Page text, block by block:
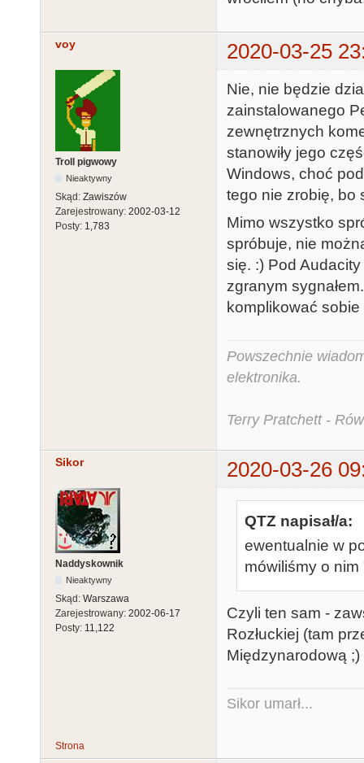
voy 2020-03-25
Troll pigwowy
Nieaktywny
Skąd: Zawiszów
Zarejestrowany: 2002-03-12
Posty: 1,783
Nie, nie będzie
zainstalowanego
zewnętrznych
stanowiły jego
Windows, choć
tego nie zrobię, bo
Mimo wszystko
spróbuje, nie
się. :) Pod
zgranym
komplikować sobie
Powszechnie
elektronika.
Terry Pratchett -
Sikor 2020-03-26
Naddyskownik
Nieaktywny
Skąd: Warszawa
Zarejestrowany: 2002-06-17
Posty: 11,122
QTZ napisał/a:
ewentualnie w
mówiliśmy o
Czyli ten sam -
Rozłuckiej (tam
Międzynarodową ;)
Sikor umarł...
Strona